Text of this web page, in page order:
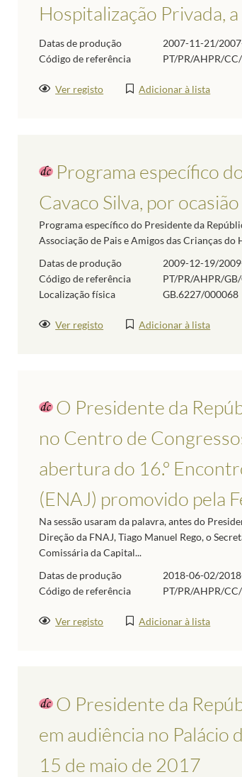
Hospitalização Privada,
Datas de produção
2007-11-21/
Código de referência
PT/PR/AHPR/
Ver registo Adicionar à lista
Programa específico
Cavaco Silva, por
Programa específico do Presidente da
Associação de Pais e Amigos das Crianças
Datas de produção
2009-12-19/
Código de referência
PT/PR/AHPR/
Localização física
GB.6227/000068
Ver registo Adicionar à lista
O Presidente da
no Centro de
abertura do 16.º
(ENAJ) promovido pela
Na sessão usaram da palavra, antes do
Direção da FNAJ, Tiago Manuel Rego, o
Comissária da Capital...
Datas de produção
2018-06-02/
Código de referência
PT/PR/AHPR/
Ver registo Adicionar à lista
O Presidente da
em audiência no Palácio
15 de maio de 2017